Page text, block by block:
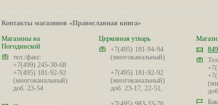
Контакты магазинов «Православная книга»
Магазины на
Погодинской
тел./факс:
+7(499) 245-30-68
+7(495) 181-92-92
(многоканальный)
доб. 23-54
Церковная утварь
+7(495) 181-94-94
(многоканальный)
+7(495) 181-92-92
(многоканальный)
доб. 23-17, 22-51,